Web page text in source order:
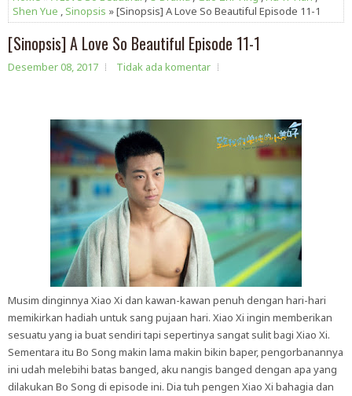
Shen Yue , Sinopsis » [Sinopsis] A Love So Beautiful Episode 11-1
[Sinopsis] A Love So Beautiful Episode 11-1
Desember 08, 2017 Tidak ada komentar
Musim dinginnya Xiao Xi dan kawan-kawan penuh dengan hari-hari
memikirkan hadiah untuk sang pujaan hari. Xiao Xi ingin memberikan
sesuatu yang ia buat sendiri tapi sepertinya sangat sulit bagi Xiao Xi.
Sementara itu Bo Song makin lama makin bikin baper, pengorbanannya
ini udah melebihi batas banged, aku nangis banged dengan apa yang
dilakukan Bo Song di episode ini. Dia tuh pengen Xiao Xi bahagia dan